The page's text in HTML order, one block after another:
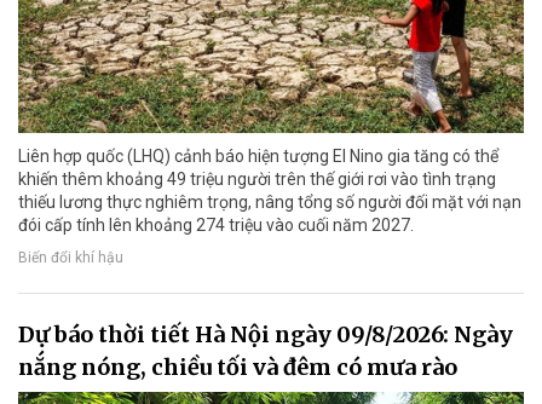
Liên hợp quốc (LHQ) cảnh báo hiện tượng El Nino gia tăng có thể
khiến thêm khoảng 49 triệu người trên thế giới rơi vào tình trạng
thiếu lương thực nghiêm trọng, nâng tổng số người đối mặt với nạn
đói cấp tính lên khoảng 274 triệu vào cuối năm 2027.
Biến đổi khí hậu
Dự báo thời tiết Hà Nội ngày 09/8/2026: Ngày
nắng nóng, chiều tối và đêm có mưa rào